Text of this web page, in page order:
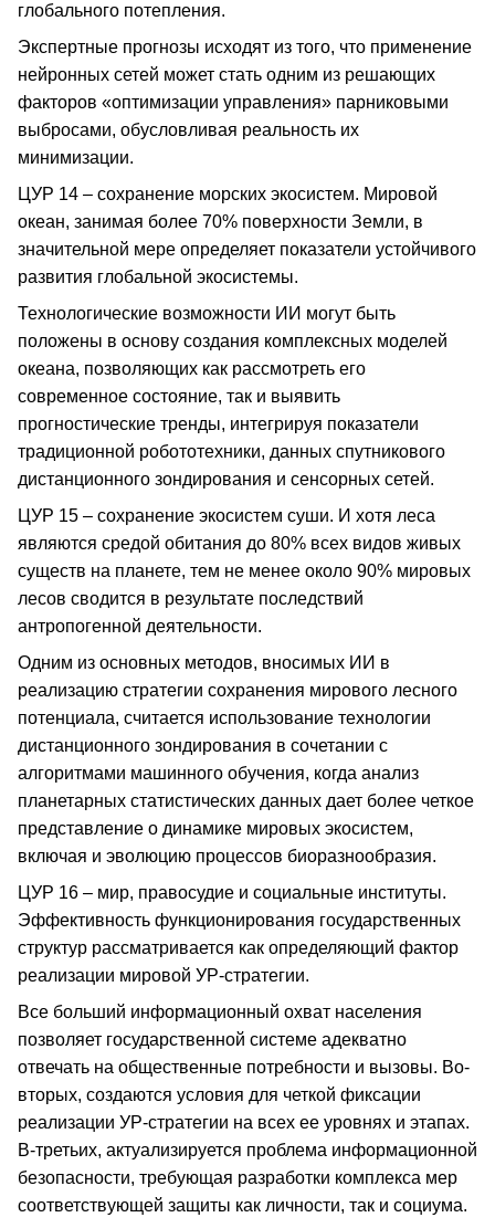
глобального потепления.
Экспертные прогнозы исходят из того, что применение
нейронных сетей может стать одним из решающих
факторов «оптимизации управления» парниковыми
выбросами, обусловливая реальность их
минимизации.
ЦУР 14 – сохранение морских экосистем. Мировой
океан, занимая более 70% поверхности Земли, в
значительной мере определяет показатели устойчивого
развития глобальной экосистемы.
Технологические возможности ИИ могут быть
положены в основу создания комплексных моделей
океана, позволяющих как рассмотреть его
современное состояние, так и выявить
прогностические тренды, интегрируя показатели
традиционной робототехники, данных спутникового
дистанционного зондирования и сенсорных сетей.
ЦУР 15 – сохранение экосистем суши. И хотя леса
являются средой обитания до 80% всех видов живых
существ на планете, тем не менее около 90% мировых
лесов сводится в результате последствий
антропогенной деятельности.
Одним из основных методов, вносимых ИИ в
реализацию стратегии сохранения мирового лесного
потенциала, считается использование технологии
дистанционного зондирования в сочетании с
алгоритмами машинного обучения, когда анализ
планетарных статистических данных дает более четкое
представление о динамике мировых экосистем,
включая и эволюцию процессов биоразнообразия.
ЦУР 16 – мир, правосудие и социальные институты.
Эффективность функционирования государственных
структур рассматривается как определяющий фактор
реализации мировой УР-стратегии.
Все больший информационный охват населения
позволяет государственной системе адекватно
отвечать на общественные потребности и вызовы. Во-
вторых, создаются условия для четкой фиксации
реализации УР-стратегии на всех ее уровнях и этапах.
В-третьих, актуализируется проблема информационной
безопасности, требующая разработки комплекса мер
соответствующей защиты как личности, так и социума.